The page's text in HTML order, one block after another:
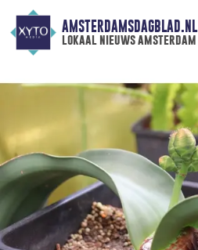
AMSTERDAMSDAGBLAD.NL
lokaal nieuws amsterdam